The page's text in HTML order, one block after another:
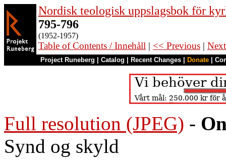
Nordisk teologisk uppslagsbok för
795-796
(1952-1957)
Table of Contents / Innehåll | << Previous |
Project Runeberg Catalog Recent Changes Donate
Full resolution (JPEG) -
Synd og skyld